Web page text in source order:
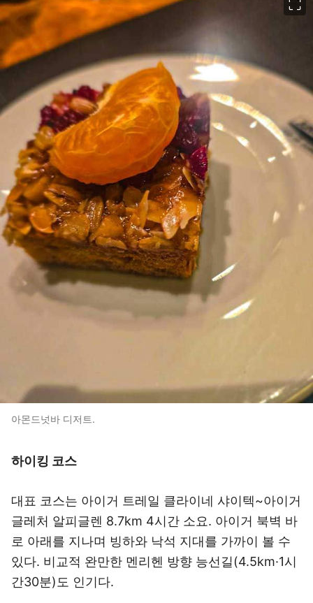
아몬드넛바 디저트.
하이킹 코스
대표 코스는 아이거 트레일 클라이네 샤이텍~아이거
글레처 알피글렌 8.7km 4시간 소요. 아이거 북벽 바
로 아래를 지나며 빙하와 낙석 지대를 가까이 볼 수
있다. 비교적 완만한 멘리헨 방향 능선길(4.5km·1시
간30분)도 인기다.